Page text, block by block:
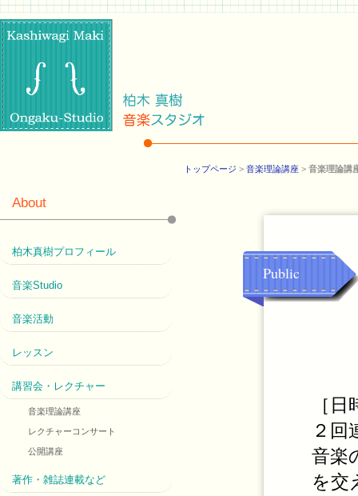
トップページ > 音楽理論講座 > 音楽理論講
Public
［
２回
音楽
を交
About
柏木真樹プロフィール
音楽Studio
音楽活動
レッスン
講習会・レクチャー
音楽理論講座
レクチャーコンサート
公開講座
著作・雑誌連載など